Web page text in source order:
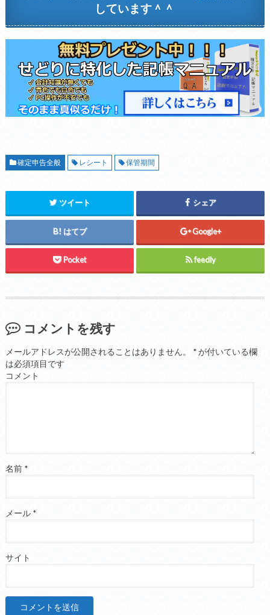
しています＾＾
確定申告全般 レシート 保管期間
ツイート シェア
はてブ Google+
Pocket feedly
コメントを残す
メールアドレスが公開されることはありません。 *が付いている欄
は必須項目です
コメント
名前 *
メール *
サイト